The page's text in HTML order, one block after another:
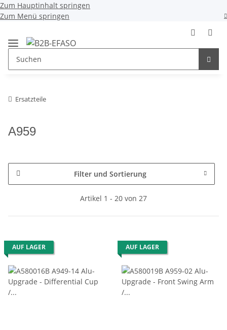
Zum Hauptinhalt springen
Zum Menü springen
Ersatzteile
A959
Filter und Sortierung
Artikel 1 - 20 von 27
AUF LAGER AUF LAGER